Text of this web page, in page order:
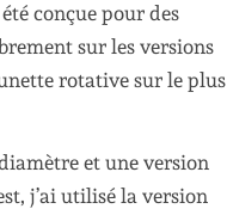
conçue pour des
sur les versions
rotative sur le plus
et une version
j’ai utilisé la version